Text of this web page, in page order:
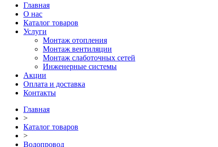
Главная
О нас
Каталог товаров
Услуги
Монтаж отопления
Монтаж вентиляции
Монтаж слаботочных сетей
Инженерные системы
Акции
Оплата и доставка
Контакты
Главная
>
Каталог товаров
>
Водопровод